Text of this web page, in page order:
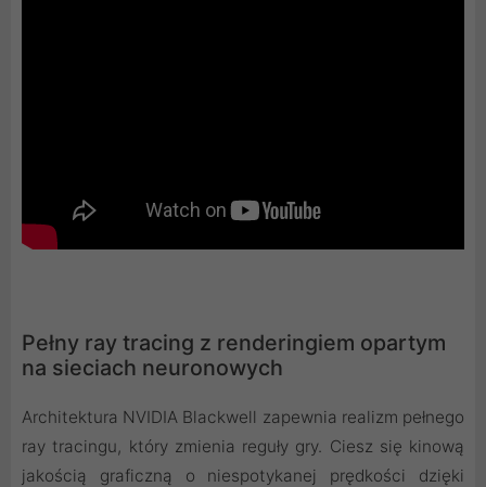
Pełny ray tracing z renderingiem opartym
na sieciach neuronowych
Architektura NVIDIA Blackwell zapewnia realizm pełnego
ray tracingu, który zmienia reguły gry. Ciesz się kinową
jakością graficzną o niespotykanej prędkości dzięki